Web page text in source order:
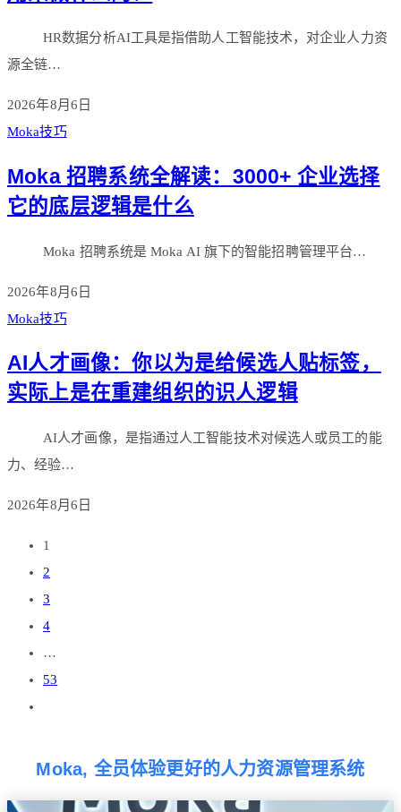
HR数据分析AI工具是指借助人工智能技术，对企业人力资
源全链…
2026年8月6日
Moka技巧
Moka 招聘系统全解读：3000+ 企业选择
它的底层逻辑是什么
Moka 招聘系统是 Moka AI 旗下的智能招聘管理平台…
2026年8月6日
Moka技巧
AI人才画像：你以为是给候选人贴标签，
实际上是在重建组织的识人逻辑
AI人才画像，是指通过人工智能技术对候选人或员工的能
力、经验…
2026年8月6日
1
2
3
4
…
53
Moka, 全员体验更好的人力资源管理系统